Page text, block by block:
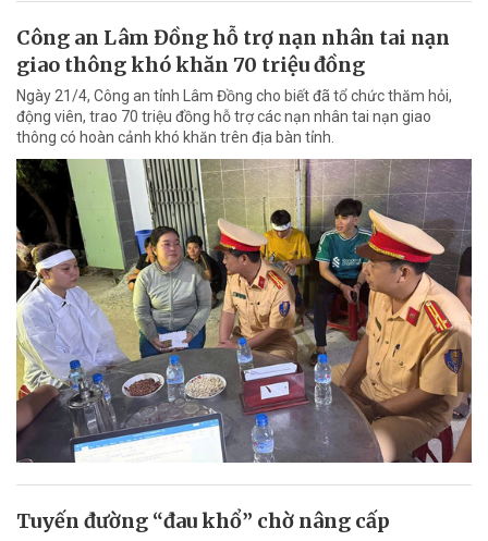
Công an Lâm Đồng hỗ trợ nạn nhân tai nạn
giao thông khó khăn 70 triệu đồng
Ngày 21/4, Công an tỉnh Lâm Đồng cho biết đã tổ chức thăm hỏi,
động viên, trao 70 triệu đồng hỗ trợ các nạn nhân tai nạn giao
thông có hoàn cảnh khó khăn trên địa bàn tỉnh.
Tuyến đường “đau khổ” chờ nâng cấp